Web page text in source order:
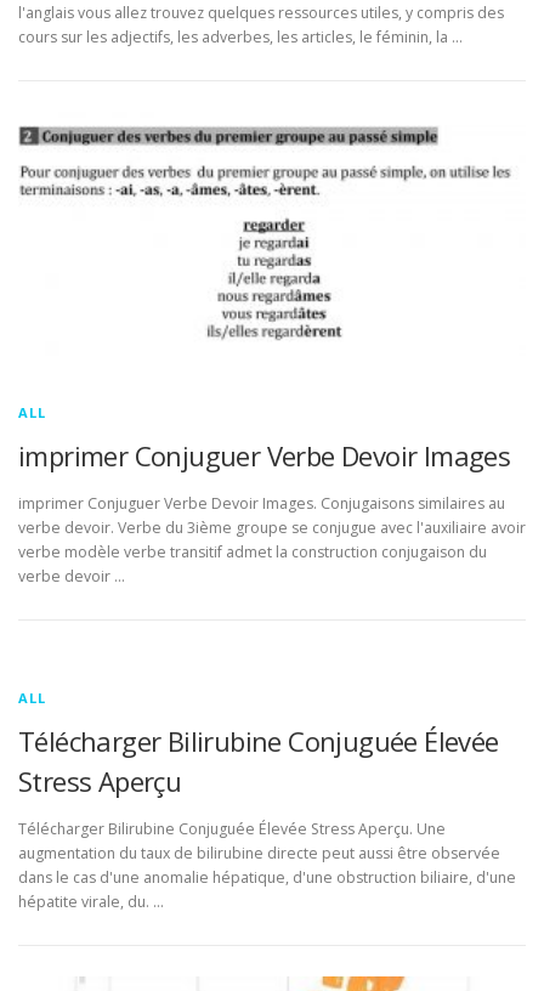
l'anglais vous allez trouvez quelques ressources utiles, y compris des
cours sur les adjectifs, les adverbes, les articles, le féminin, la …
ALL
imprimer Conjuguer Verbe Devoir Images
imprimer Conjuguer Verbe Devoir Images. Conjugaisons similaires au
verbe devoir. Verbe du 3ième groupe se conjugue avec l'auxiliaire avoir
verbe modèle verbe transitif admet la construction conjugaison du
verbe devoir …
ALL
Télécharger Bilirubine Conjuguée Élevée
Stress Aperçu
Télécharger Bilirubine Conjuguée Élevée Stress Aperçu. Une
augmentation du taux de bilirubine directe peut aussi être observée
dans le cas d'une anomalie hépatique, d'une obstruction biliaire, d'une
hépatite virale, du. …